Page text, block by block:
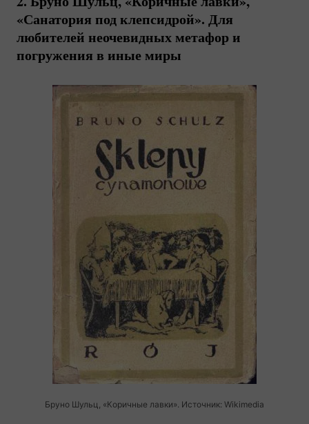
«Санатория под клепсидрой». Для
любителей неочевидных метафор и
погружения в иные миры
Бруно Шульц, «Коричные лавки». Источник: Wikimedia